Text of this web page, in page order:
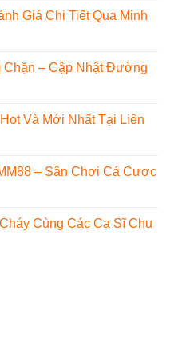
Giá Chi Tiết Qua Minh
Chặn – Cập Nhật Đường
Và Mới Nhất Tại Liên
– Sân Chơi Cá Cược
Cùng Các Ca Sĩ Chu